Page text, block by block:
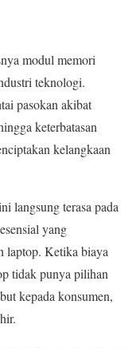
modul memori
teknologi.
pasokan akibat
keterbatasan
kelangkaan
langsung terasa pada
yang
laptop. Ketika biaya
tidak punya pilihan
kepada konsumen,